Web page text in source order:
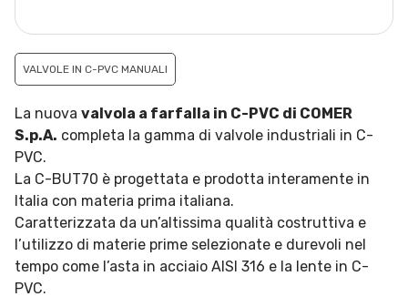
VALVOLE IN C-PVC MANUALI
La nuova valvola a farfalla in C-PVC di COMER
S.p.A. completa la gamma di valvole industriali in C-
PVC.
La C-BUT70 è progettata e prodotta interamente in
Italia con materia prima italiana.
Caratterizzata da un’altissima qualità costruttiva e
l’utilizzo di materie prime selezionate e durevoli nel
tempo come l’asta in acciaio AISI 316 e la lente in C-
PVC.